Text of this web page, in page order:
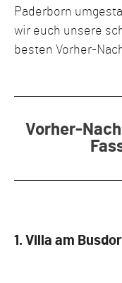
Paderborn
wir euch unsere
besten Vorher-
Vorher-
1. Villa am